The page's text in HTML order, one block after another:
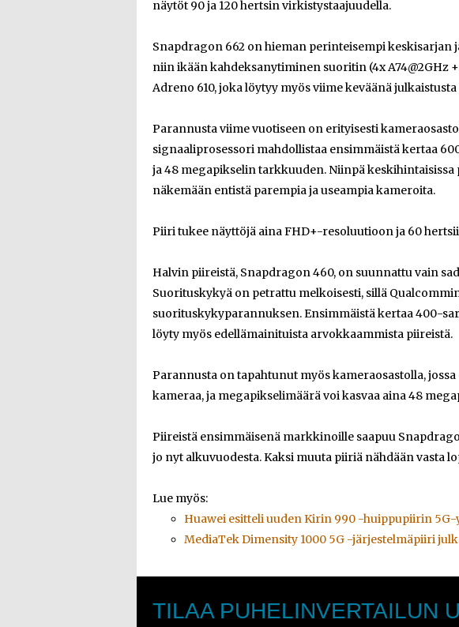
näytöt 90 ja 120 hertsin virkistystaajuudella.
Snapdragon 662 on hieman perinteisempi keskisarjan
niin ikään kahdeksanytiminen suoritin (4x A74@2GHz
Adreno 610, joka löytyy myös viime keväänä
Parannusta viime vuotiseen on erityisesti
signaaliprosessori mahdollistaa ensimmäistä kertaa
ja 48 megapikselin tarkkuuden. Niinpä
näkemään entistä parempia ja useampia kameroita.
Piiri tukee näyttöjä aina FHD+-resoluutioon ja 60
Halvin piireistä, Snapdragon 460, on suunnattu vain
Suorituskykyä on petrattu melkoisesti, sillä
suorituskykyparannuksen. Ensimmäistä kertaa 400-
löyty myös edellämainituista arvokkaammista piireistä.
Parannusta on tapahtunut myös kameraosastolla,
kameraa, ja megapikselimäärä voi kasvaa aina 48
Piireistä ensimmäisenä markkinoille saapuu
jo nyt alkuvuodesta. Kaksi muuta piiriä nähdään vasta
Lue myös:
Huawei esitteli uuden Kirin 990 -huippupiirin
MediaTek Dimensity 1000 5G -järjestelmäpiiri
TILAA PUHELINVERTAILUN